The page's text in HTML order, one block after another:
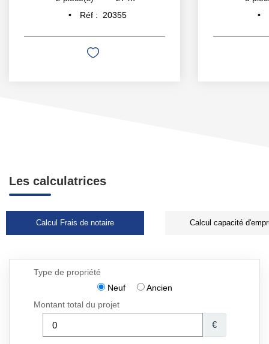
Réf :
20355
Les calculatrices
Calcul Frais de notaire Calcul capacité